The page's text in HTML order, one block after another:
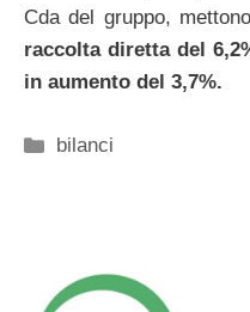
Cda del gruppo,
raccolta diretta del
in aumento del 3,7%.
Categorie
bilanci